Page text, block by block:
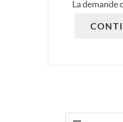
La demande